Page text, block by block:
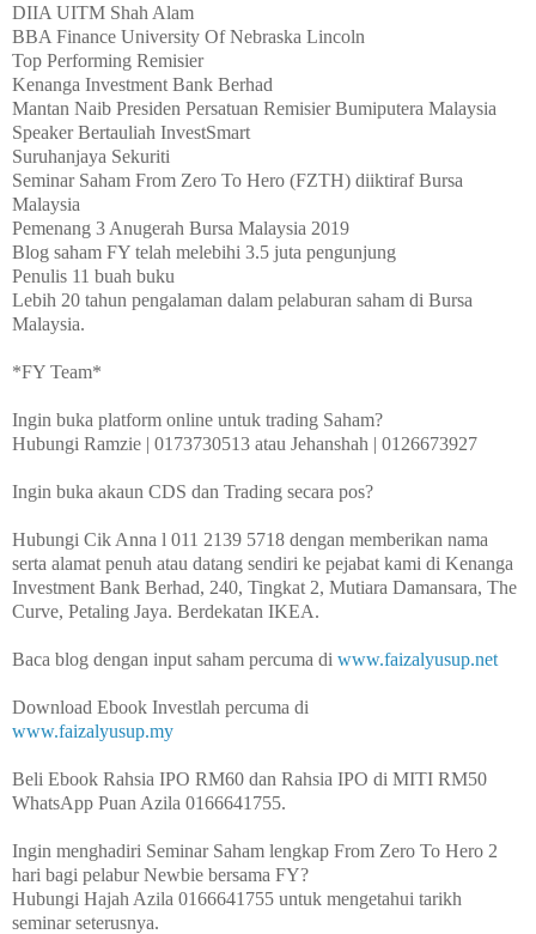
DIIA UITM Shah Alam
BBA Finance University Of Nebraska Lincoln
Top Performing Remisier
Kenanga Investment Bank Berhad
Mantan Naib Presiden Persatuan Remisier Bumiputera Malaysia
Speaker Bertauliah InvestSmart
Suruhanjaya Sekuriti
Seminar Saham From Zero To Hero (FZTH) diiktiraf Bursa
Malaysia
Pemenang 3 Anugerah Bursa Malaysia 2019
Blog saham FY telah melebihi 3.5 juta pengunjung
Penulis 11 buah buku
Lebih 20 tahun pengalaman dalam pelaburan saham di Bursa
Malaysia.
Ingin buka platform online untuk trading Saham?
Hubungi Ramzie | 0173730513 atau Jehanshah | 0126673927
Hubungi Cik Anna l 011 2139 5718 dengan memberikan nama
serta alamat penuh atau datang sendiri ke pejabat kami di Kenanga
Investment Bank Berhad, 240, Tingkat 2, Mutiara Damansara, The
Curve, Petaling Jaya. Berdekatan IKEA.
Baca blog dengan input saham percuma di www.faizalyusup.net
www.faizalyusup.my
Beli Ebook Rahsia IPO RM60 dan Rahsia IPO di MITI RM50
WhatsApp Puan Azila 0166641755.
Ingin menghadiri Seminar Saham lengkap From Zero To Hero 2
hari bagi pelabur Newbie bersama FY?
Hubungi Hajah Azila 0166641755 untuk mengetahui tarikh
seminar seterusnya.